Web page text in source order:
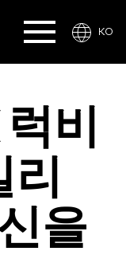
KO
비
을